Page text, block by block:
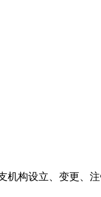
构设立、变更、注